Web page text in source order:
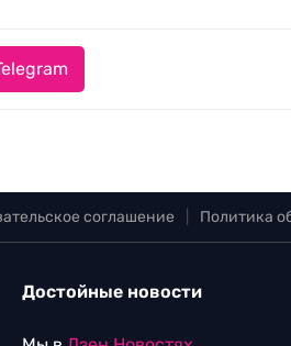
соглашение Политика
Достойные новости